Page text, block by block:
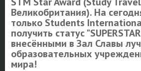
Великобритания). На
только Students
получить статус
внесёнными в Зал Славы
образовательных
мира!